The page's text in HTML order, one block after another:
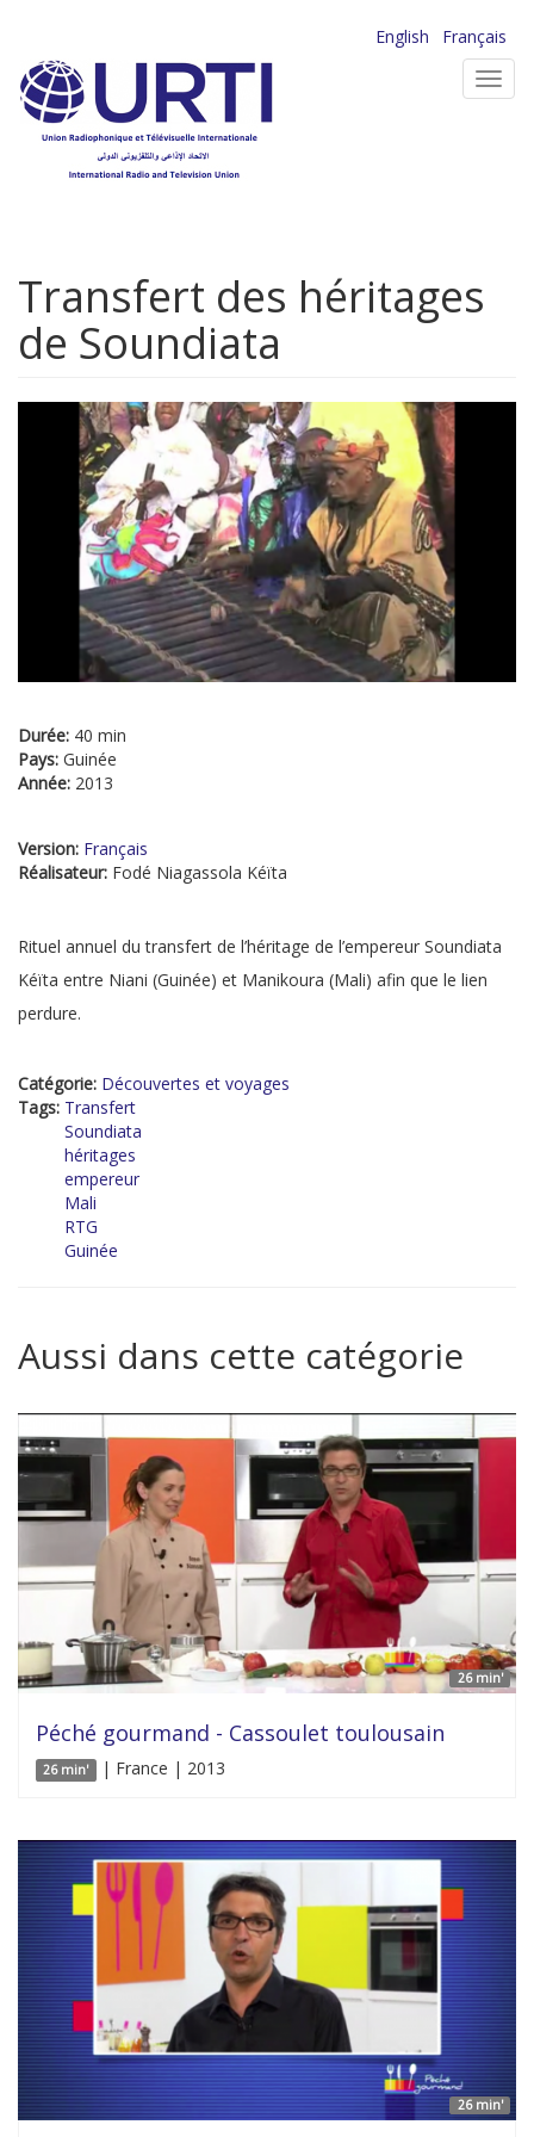
contenu
principal
English
Français
Transfert des héritages
de Soundiata
Durée: 40 min
Pays: Guinée
Année: 2013
Version: Français
Réalisateur: Fodé Niagassola Kéïta
Rituel annuel du transfert de l’héritage de l’empereur Soundiata
Kéïta entre Niani (Guinée) et Manikoura (Mali) afin que le lien
perdure.
Catégorie: Découvertes et voyages
Tags: Transfert
Soundiata
héritages
empereur
Mali
RTG
Guinée
Aussi dans cette catégorie
26 min'
Péché gourmand - Cassoulet toulousain
26 min' | France | 2013
26 min'